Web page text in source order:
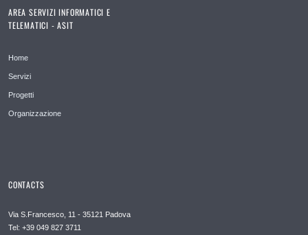
AREA SERVIZI INFORMATICI E
TELEMATICI - ASIT
Home
Servizi
Progetti
Organizzazione
CONTACTS
Via S.Francesco, 11 - 35121 Padova
Tel: +39 049 827 3711